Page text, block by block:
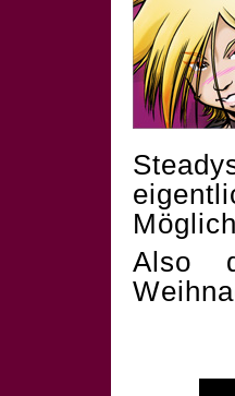
Also